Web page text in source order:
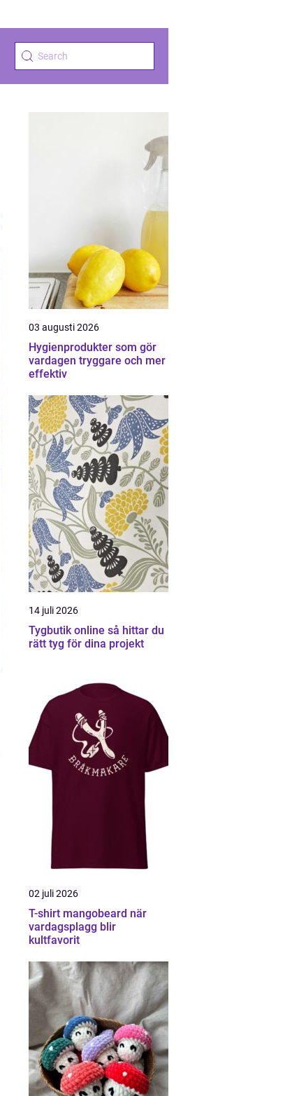
03 augusti 2026
Hygienprodukter som gör
vardagen tryggare och mer
effektiv
14 juli 2026
Tygbutik online så hittar du
rätt tyg för dina projekt
02 juli 2026
T-shirt mangobeard när
vardagsplagg blir
kultfavorit